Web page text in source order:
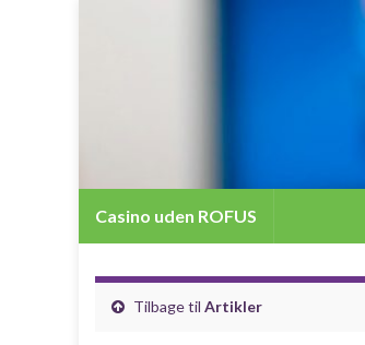
Casino uden ROFUS
Tilbage til Artikler